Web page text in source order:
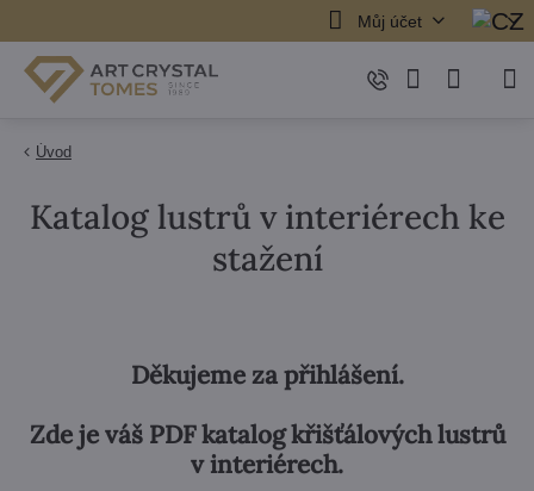
Můj účet
Úvod
Katalog lustrů v interiérech ke
stažení
Děkujeme za přihlášení.
Zde je váš PDF katalog křišťálových lustrů
v interiérech.